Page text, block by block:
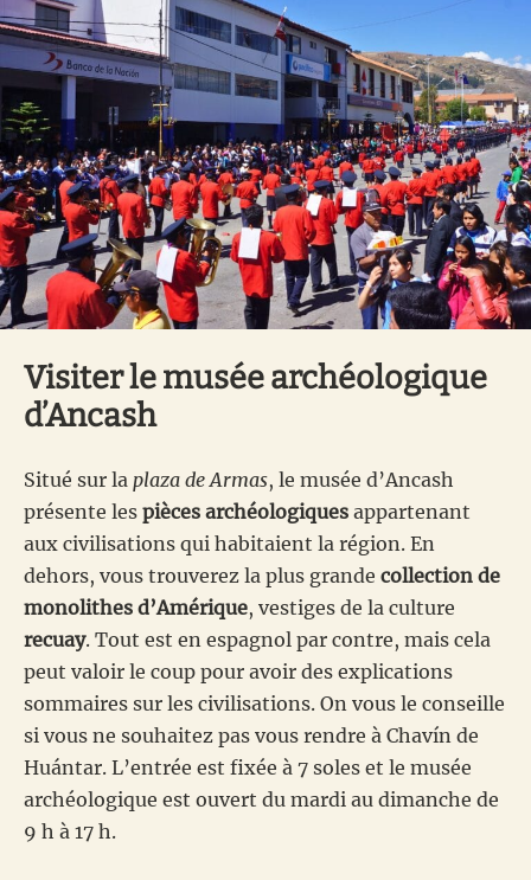
Visiter le musée archéologique
d’Ancash
Situé sur la plaza de Armas, le musée d’Ancash
présente les pièces archéologiques appartenant
aux civilisations qui habitaient la région. En
dehors, vous trouverez la plus grande collection de
monolithes d’Amérique, vestiges de la culture
recuay. Tout est en espagnol par contre, mais cela
peut valoir le coup pour avoir des explications
sommaires sur les civilisations. On vous le conseille
si vous ne souhaitez pas vous rendre à Chavín de
Huántar. L’entrée est fixée à 7 soles et le musée
archéologique est ouvert du mardi au dimanche de
9 h à 17 h.